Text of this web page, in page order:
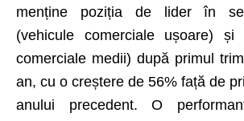
menține poziția de lider în
(vehicule comerciale ușoare) și
comerciale medii) după primul
an, cu o creștere de 56% față de
anului precedent. O